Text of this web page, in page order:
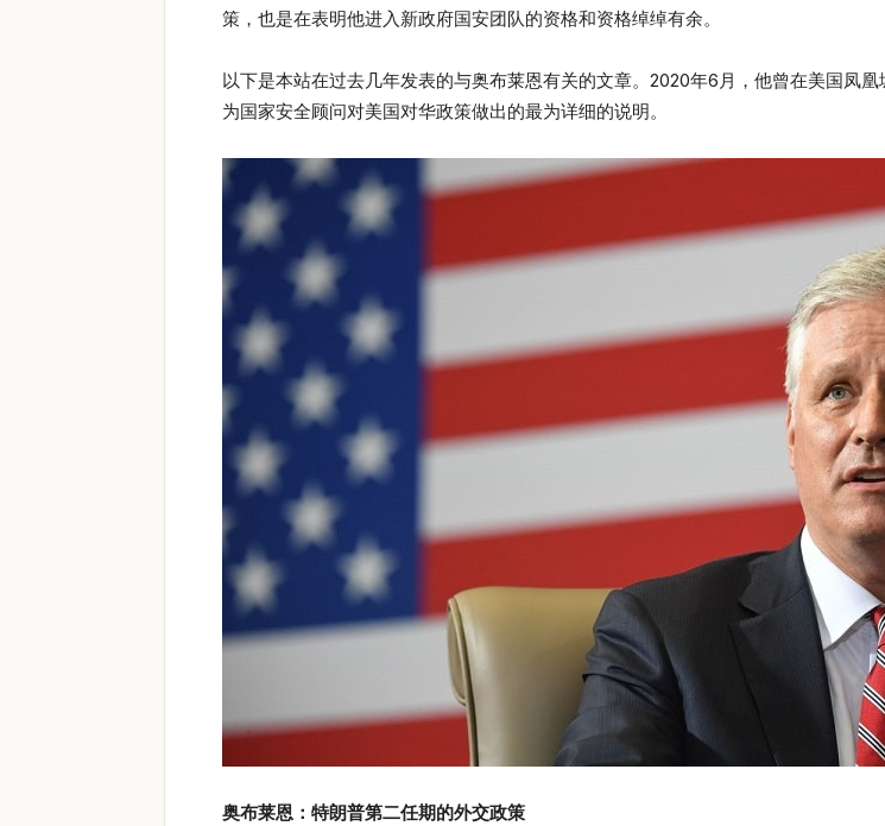
策，也是在表明他进入新政府国安团队的资格和资格绰绰有余。
以下是本站在过去几年发表的与奥布莱恩有关的文章。2020年6月，他曾在美国凤凰
为国家安全顾问对美国对华政策做出的最为详细的说明。
奥布莱恩：特朗普第二任期的外交政策